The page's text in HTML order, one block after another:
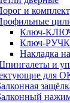
и
Ключ-
Ключ-
Накладка
и
для